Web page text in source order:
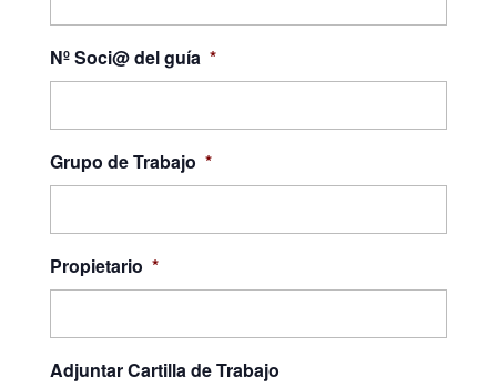
Nº Soci@ del guía *
Grupo de Trabajo *
Propietario *
Adjuntar Cartilla de Trabajo